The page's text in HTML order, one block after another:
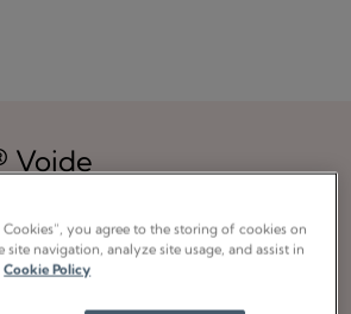
Voide
you agree to the storing of cookies on
navigation, analyze site usage, and assist in
Cookie Policy